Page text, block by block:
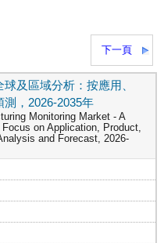
下一頁
及區域分析：按應用、
，2026-2035年
Monitoring Market - A
on Application, Product,
and Forecast, 2026-